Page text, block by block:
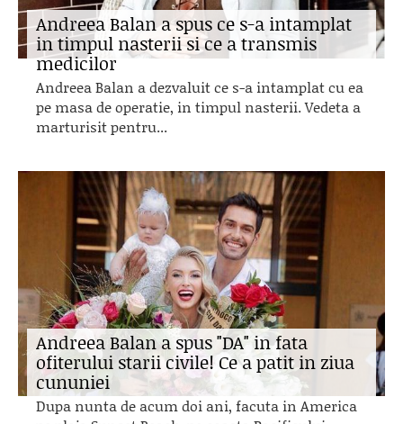
Andreea Balan a spus ce s-a intamplat
in timpul nasterii si ce a transmis
medicilor
Andreea Balan a dezvaluit ce s-a intamplat cu ea
pe masa de operatie, in timpul nasterii. Vedeta a
marturisit pentru...
Andreea Balan a spus "DA" in fata
ofiterului starii civile! Ce a patit in ziua
cununiei
Dupa nunta de acum doi ani, facuta in America